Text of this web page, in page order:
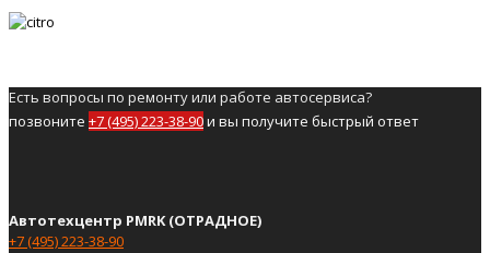
Есть вопросы по ремонту или работе автосервиса?
позвоните +7 (495) 223-38-90и вы получите быстрый ответ
Автотехцентр PMRK (ОТРАДНОЕ)
+7 (495) 223-38-90